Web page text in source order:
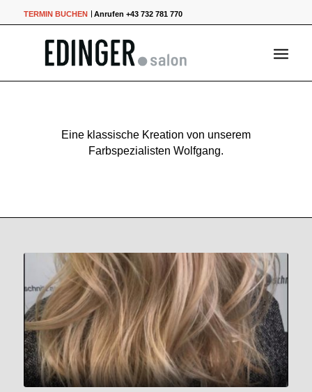
TERMIN BUCHEN Anrufen +43 732 781 770
Eine klassische Kreation von unserem
Farbspezialisten Wolfgang.